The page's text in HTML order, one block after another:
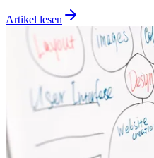
Artikel lesen